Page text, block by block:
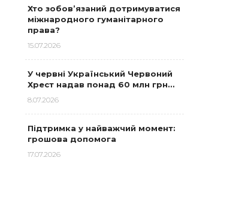
Хто зобов’язаний дотримуватися
міжнародного гуманітарного
права?
15.07.2026
У червні Український Червоний
Хрест надав понад 60 млн грн…
8.07.2026
Підтримка у найважчий момент:
грошова допомога
17.07.2026